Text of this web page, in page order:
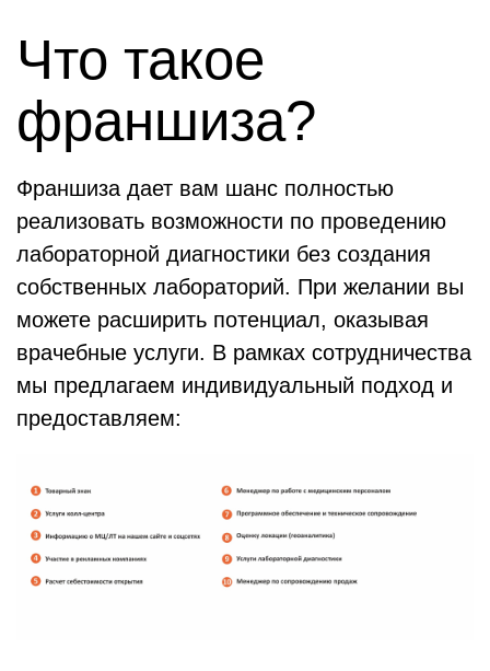
Что такое
франшиза?
Франшиза дает вам шанс полностью
реализовать возможности по проведению
лабораторной диагностики без создания
собственных лабораторий. При желании вы
можете расширить потенциал, оказывая
врачебные услуги. В рамках сотрудничества
мы предлагаем индивидуальный подход и
предоставляем: